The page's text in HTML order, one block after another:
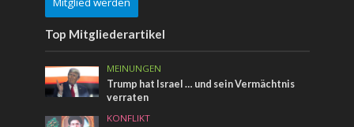
Top Mitgliederartikel
MEINUNGEN
Trump hat Israel … und sein Vermächtnis
verraten
KONFLIKT